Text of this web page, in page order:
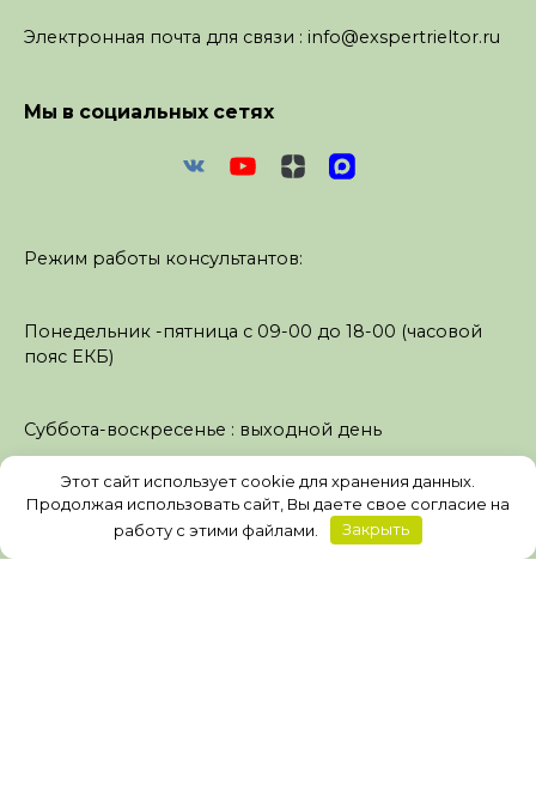
Электронная почта для связи : info@exspertrieltor.ru
Мы в социальных сетях
Режим работы консультантов:
Понедельник -пятница с 09-00 до 18-00 (часовой
пояс ЕКБ)
Суббота-воскресенье : выходной день
© 2026 Консультационный центр "Сделки с
недвижимостью" ИП Слободчикова Ольга
Этот сайт использует cookie для хранения данных.
Продолжая использовать сайт, Вы даете свое согласие на
работу с этими файлами.
Закрыть